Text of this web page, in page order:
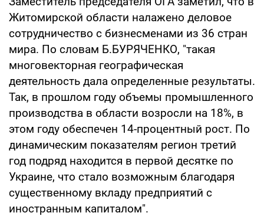
Житомирской области налажено деловое
сотрудничество с бизнесменами из 36 стран
мира. По словам Б.БУРЯЧЕНКО, "такая
многовекторная географическая
деятельность дала определенные результаты.
Так, в прошлом году объемы промышленного
производства в области возросли на 18%, в
этом году обеспечен 14-процентный рост. По
динамическим показателям регион третий
год подряд находится в первой десятке по
Украине, что стало возможным благодаря
существенному вкладу предприятий с
иностранным капиталом".